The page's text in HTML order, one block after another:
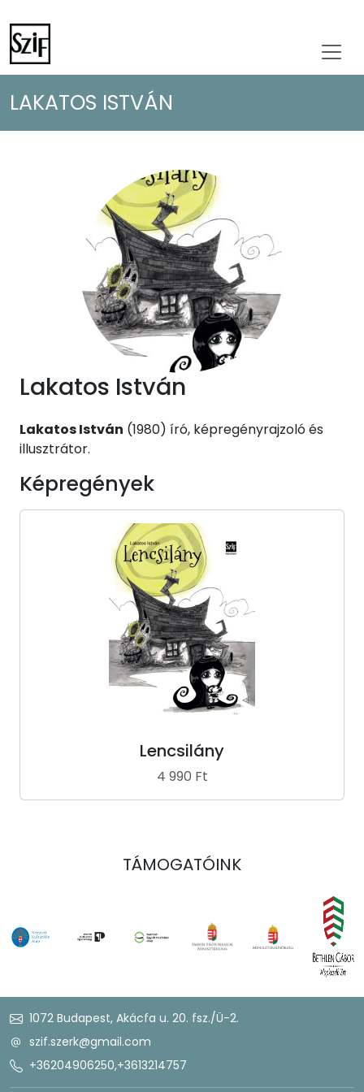
LAKATOS ISTVÁN
Lakatos István
Lakatos István (1980) író, képregényrajzoló és
illusztrátor.
Képregények
Lencsilány
4 990 Ft
TÁMOGATÓINK
1072 Budapest, Akácfa u. 20. fsz./Ü-2.
szif.szerk@gmail.com
+36204906250,+3613214757